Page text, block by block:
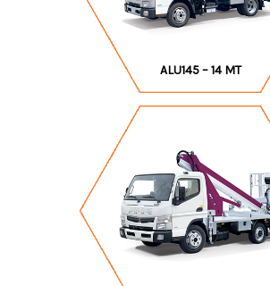
ALU145 – 14 MT